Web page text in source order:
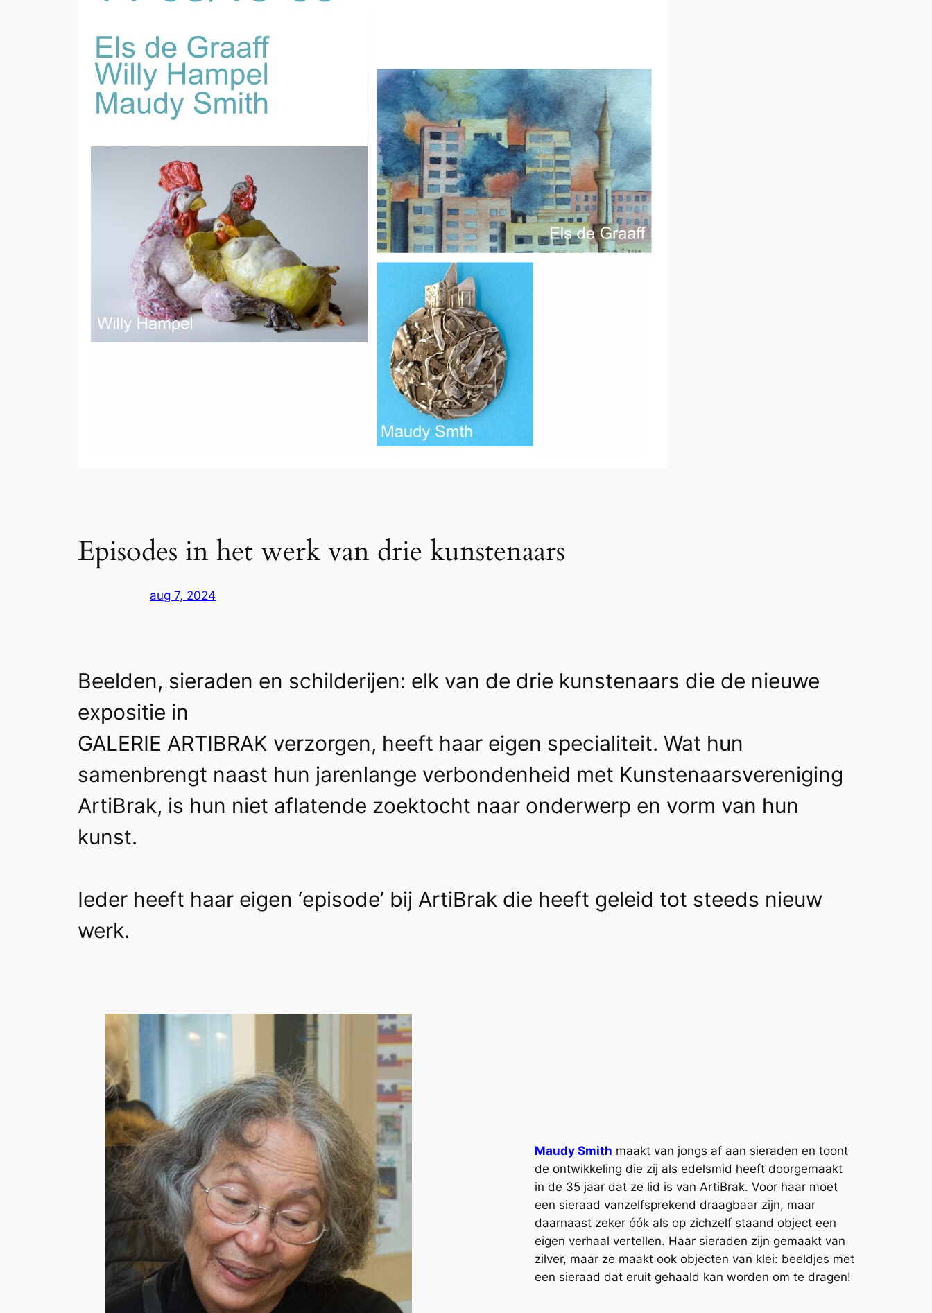
Episodes in het werk van drie kunstenaars
aug 7, 2024
Beelden, sieraden en schilderijen: elk van de drie kunstenaars die de nieuwe
expositie in
GALERIE ARTIBRAK verzorgen, heeft haar eigen specialiteit. Wat hun
samenbrengt naast hun jarenlange verbondenheid met Kunstenaarsvereniging
ArtiBrak, is hun niet aflatende zoektocht naar onderwerp en vorm van hun
kunst.
Ieder heeft haar eigen ‘episode’ bij ArtiBrak die heeft geleid tot steeds nieuw
werk.
Maudy Smith maakt van jongs af aan sieraden en toont
de ontwikkeling die zij als edelsmid heeft doorgemaakt
in de 35 jaar dat ze lid is van ArtiBrak. Voor haar moet
een sieraad vanzelfsprekend draagbaar zijn, maar
daarnaast zeker óók als op zichzelf staand object een
eigen verhaal vertellen. Haar sieraden zijn gemaakt van
zilver, maar ze maakt ook objecten van klei: beeldjes met
een sieraad dat eruit gehaald kan worden om te dragen!